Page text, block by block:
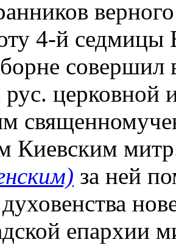
4-й седмицы
церковной
Киевским
за ней
духовенства
епархии